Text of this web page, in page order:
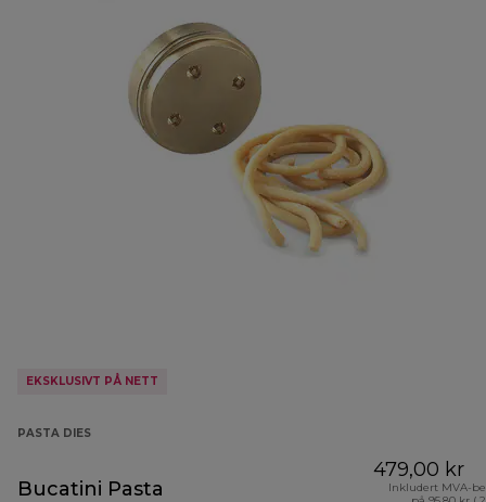
EKSKLUSIVT PÅ NETT
PASTA DIES
Bucatini Pasta
479,00 kr
Inkludert MVA-